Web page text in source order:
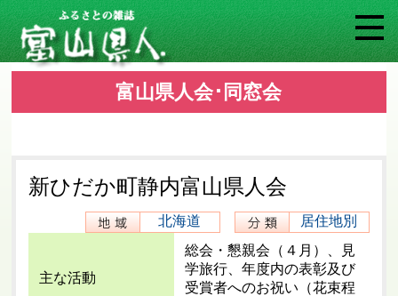
富山県人会･同窓会
新ひだか町静内富山県人会
北海道 居住地別
主な活動
総会・懇親会（４月）、見
学旅行、年度内の表彰及び
受賞者へのお祝い（花束程